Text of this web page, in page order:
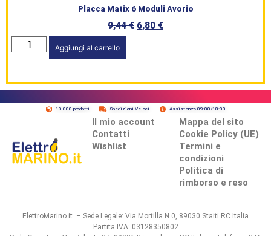
Placca Matix 6 Moduli Avorio
9,44€ 6,80 €
Aggiungi al carrello
10.000 prodotti Spedizioni Veloci Assistenza 09:00/18:00
Il mio account
Contatti
Wishlist
Mappa del sito
Cookie Policy (UE)
Termini e
condizioni
Politica di
rimborso e reso
ElettroMarino.it – Sede Legale: Via Mortilla N.0, 89030 Staiti RC Italia
Partita IVA: 03128350802